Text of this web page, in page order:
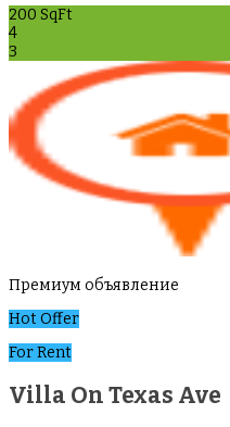
200 SqFt
4
3
Премиум объявление
Hot Offer
For Rent
Villa On Texas Ave